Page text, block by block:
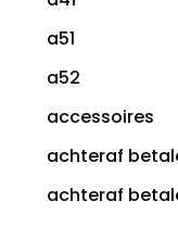
a51
a52
accessoires
achteraf
achteraf